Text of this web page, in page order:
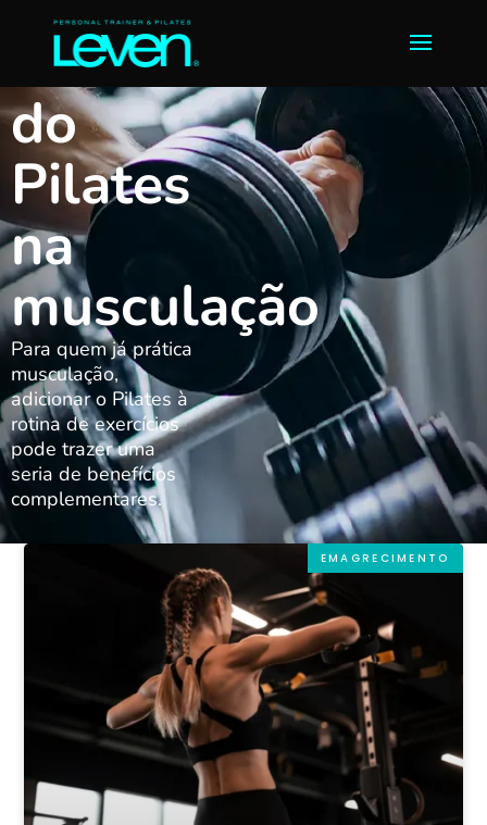
Benefícios
do
Pilates
na
musculação
Para quem já prática
musculação,
adicionar o Pilates à
rotina de exercícios
pode trazer uma
seria de benefícios
complementares.
EMAGRECIMENTO